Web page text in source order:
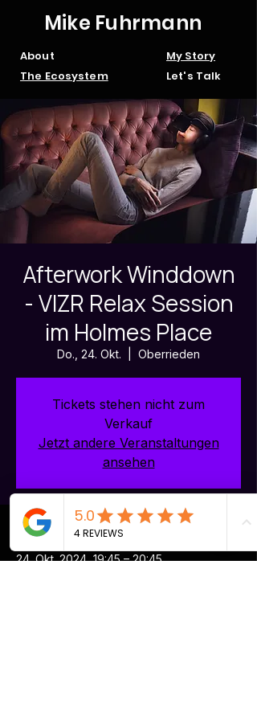
Mike Fuhrmann
About
The Ecosystem
My Story
Let's Talk
Afterwork Winddown
- VIZR Relax Session
im Holmes Place
Do., 24. Okt. Oberrieden
Tickets stehen nicht zum
Verkauf
Jetzt andere Veranstaltungen
ansehen
Time & Location
24. Okt. 2024, 19:45 – 20:45